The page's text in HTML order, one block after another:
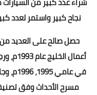
نجاح كبير واستمر لعدد
حصل صالح على العديد من
أعمال
في
مسرح الأحداث وفق